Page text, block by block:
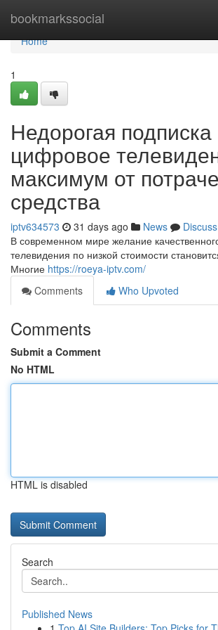
bookmarkssocial
Home
Home
1
Недорогая
цифровое
максимум от
средства
iptv634573 31 days ago News
Discuss
В современном мире желание
телевидения по низкой стоимости
Многие https://roeya-iptv.com/
Comments
Who Upvoted
Comments
Submit a Comment
No HTML
HTML is disabled
Search
Published News